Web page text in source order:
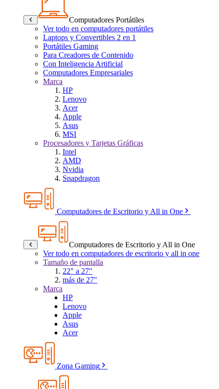
Computadores Portátiles
Ver todo en computadores portátiles
Laptops y Convertibles 2 en 1
Portátiles Gaming
Para Creadores de Contenido
Con Inteligencia Artificial
Computadores Empresariales
Marca
HP
Lenovo
Acer
Apple
Asus
MSI
Procesadores y Tarjetas Gráficas
Intel
AMD
Nvidia
Snapdragon
Computadores de Escritorio y All in One
Computadores de Escritorio y All in One
Ver todo en computadores de escritorio y all in one
Tamaño de pantalla
22" a 27"
más de 27"
Marca
HP
Lenovo
Apple
Asus
Acer
Zona Gaming